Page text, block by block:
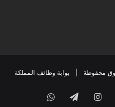
بوابة وظائف المملكة
انستقرامتيلقرامواتساب